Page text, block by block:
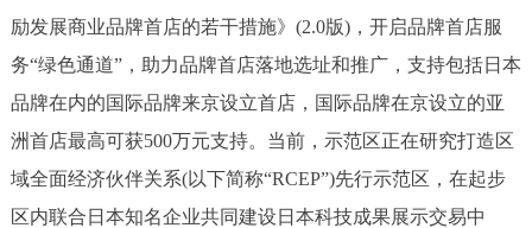
励发展商业品牌首店的若干措施》(2.0版)，开启品牌首店服
务“绿色通道”，助力品牌首店落地选址和推广，支持包括日本
品牌在内的国际品牌来京设立首店，国际品牌在京设立的亚
洲首店最高可获500万元支持。当前，示范区正在研究打造区
域全面经济伙伴关系(以下简称“RCEP”)先行示范区，在起步
区内联合日本知名企业共同建设日本科技成果展示交易中